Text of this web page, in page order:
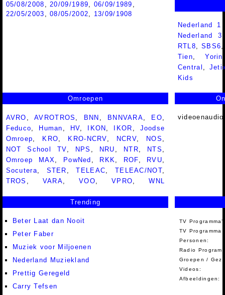
05/08/2008 ,20/09/1989, 06/09/1989 ,
22/05/2003 ,08/05/2002, 13/09/1908
Nederland
Nederland
RTL8 ,SBS6
Tien ,Yorin
Central
Kids
Omroepen
AVRO ,AVROTROS , BNN , BNNVARA, EO,
Feduco, Human , HV, IKON , IKOR , Joodse
Omroep, KRO, KRO-NCRV, NCRV, NOS ,
NOT School TV, NPS , NRU , NTR, NTS ,
Omroep MAX, PowNed , RKK, ROF, RVU,
Socutera, STER ,TELEAC, TELEAC/NOT,
TROS , VARA,VOO,VPRO,WNL
Trending
Beter Laat dan Nooit
Peter Faber
Muziek voor Miljoenen
Nederland Muziekland
Prettig Geregeld
Carry Tefsen
TV
TV Programma
Personen:
Radio
Groepen /
Videos:
Afbeeldingen: